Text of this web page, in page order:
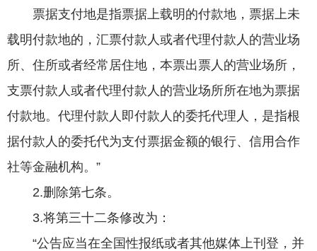
票据支付地是指票据上载明的付款地，票据上未
载明付款地的，汇票付款人或者代理付款人的营业场
所、住所或者经常居住地，本票出票人的营业场所，
支票付款人或者代理付款人的营业场所所在地为票据
付款地。代理付款人即付款人的委托代理人，是指根
据付款人的委托代为支付票据金额的银行、信用合作
社等金融机构。”
2.删除第七条。
3.将第三十二条修改为：
“公告应当在全国性报纸或者其他媒体上刊登，并